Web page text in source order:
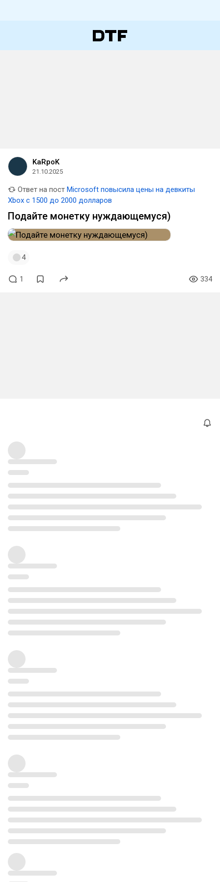
KaRpoK
21.10.2025
Ответ на пост Microsoft повысила цены на девкиты
Xbox с 1500 до 2000 долларов
Подайте монетку нуждающемуся)
4
1 334